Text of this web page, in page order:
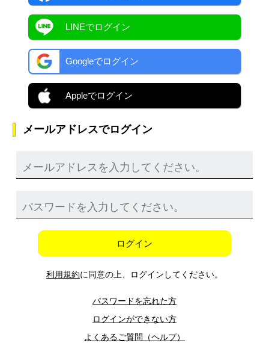
LINEでログイン
Googleでログイン
Appleでログイン
メールアドレスでログイン
ログイン
利用規約に同意の上、ログインしてください。
パスワードを忘れた方
ログインができない方
よくあるご質問（ヘルプ）